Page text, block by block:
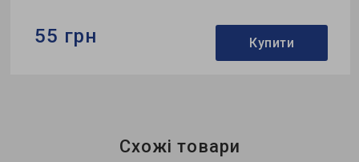
55 грн Купити
Схожі товари